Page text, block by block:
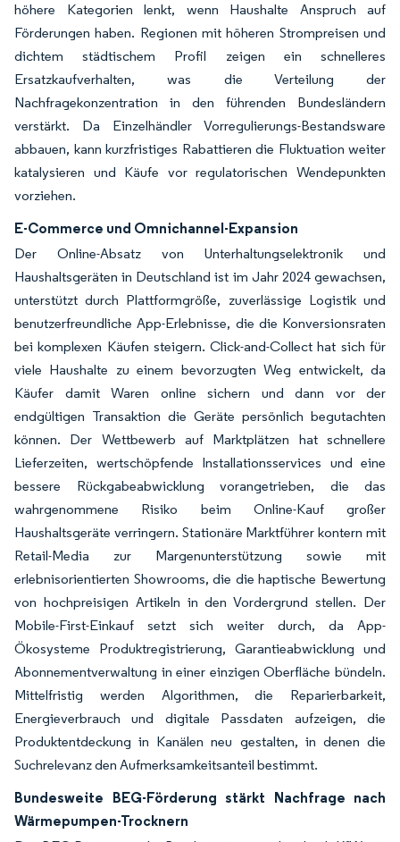
höhere Kategorien lenkt, wenn Haushalte Anspruch auf
Förderungen haben. Regionen mit höheren Strompreisen und
dichtem städtischem Profil zeigen ein schnelleres
Ersatzkaufverhalten, was die Verteilung der
Nachfragekonzentration in den führenden Bundesländern
verstärkt. Da Einzelhändler Vorregulierungs-Bestandsware
abbauen, kann kurzfristiges Rabattieren die Fluktuation weiter
katalysieren und Käufe vor regulatorischen Wendepunkten
vorziehen.
E-Commerce und Omnichannel-Expansion
Der Online-Absatz von Unterhaltungselektronik und
Haushaltsgeräten in Deutschland ist im Jahr 2024 gewachsen,
unterstützt durch Plattformgröße, zuverlässige Logistik und
benutzerfreundliche App-Erlebnisse, die die Konversionsraten
bei komplexen Käufen steigern. Click-and-Collect hat sich für
viele Haushalte zu einem bevorzugten Weg entwickelt, da
Käufer damit Waren online sichern und dann vor der
endgültigen Transaktion die Geräte persönlich begutachten
können. Der Wettbewerb auf Marktplätzen hat schnellere
Lieferzeiten, wertschöpfende Installationsservices und eine
bessere Rückgabeabwicklung vorangetrieben, die das
wahrgenommene Risiko beim Online-Kauf großer
Haushaltsgeräte verringern. Stationäre Marktführer kontern mit
Retail-Media zur Margenunterstützung sowie mit
erlebnisorientierten Showrooms, die die haptische Bewertung
von hochpreisigen Artikeln in den Vordergrund stellen. Der
Mobile-First-Einkauf setzt sich weiter durch, da App-
Ökosysteme Produktregistrierung, Garantieabwicklung und
Abonnementverwaltung in einer einzigen Oberfläche bündeln.
Mittelfristig werden Algorithmen, die Reparierbarkeit,
Energieverbrauch und digitale Passdaten aufzeigen, die
Produktentdeckung in Kanälen neu gestalten, in denen die
Suchrelevanz den Aufmerksamkeitsanteil bestimmt.
Bundesweite BEG-Förderung stärkt Nachfrage nach
Wärmepumpen-Trocknern